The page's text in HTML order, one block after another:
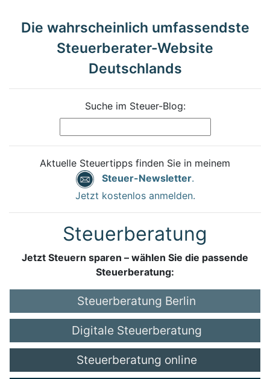
Die wahrscheinlich umfassendste
Steuerberater-Website
Deutschlands
Suche im Steuer-Blog:
Aktuelle Steuertipps finden Sie in meinem
Steuer-Newsletter.
Jetzt kostenlos anmelden.
Steuerberatung
Jetzt Steuern sparen – wählen Sie die passende
Steuerberatung:
Steuerberatung Berlin
Digitale Steuerberatung
Steuerberatung online